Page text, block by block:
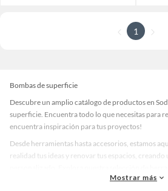
1
Bombas de superficie
Descubre un amplio catálogo de productos en
superficie. Encuentra todo lo que necesitas para
encuentra inspiración para tus proyectos!
Desde herramientas hasta accesorios, estamos
realidad tus ideas y renovar tus espacios,
accesorios de calidad que te ayudarán a crear un
Mostrar más